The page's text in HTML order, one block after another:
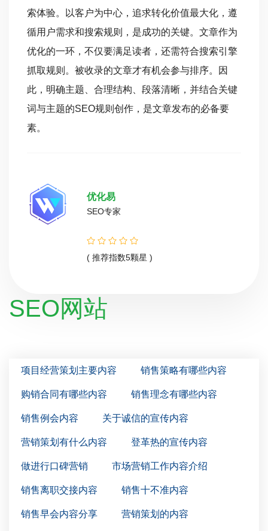
，追求转化价值最大化，遵
，是成功的关键。文章作为
足读者，还需符合搜索引擎
章才有机会参与排序。因
构、段落清晰，并结合关键
作，是文章发布的必备要
搜索引擎营销（SEM）
求，成为中小企业网站
引擎这一流量枢纽，精
建设。无论在国内市场
还是国际市场，利用谷
成为您营销的强大助力
SEO网站
项目经营策划主要内容 销售策略有哪些内容
购销合同有哪些内容 销售理念有哪些内容
销售例会内容 关于诚信的宣传内容
营销策划有什么内容 登革热的宣传内容
做进行口碑营销 市场营销工作内容介绍
销售离职交接内容 销售十不准内容
销售早会内容分享 营销策划的内容